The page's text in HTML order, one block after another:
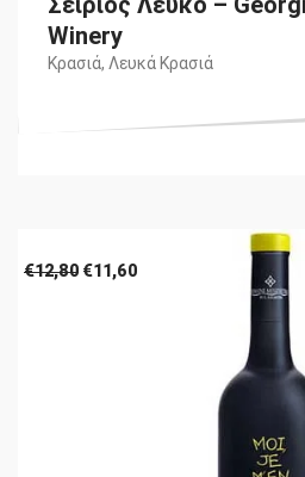
Winery
Κρασιά, Λευκά Κρασιά
€12,80 Original
€11,60Η